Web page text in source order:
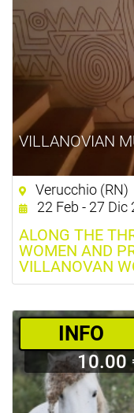
VILLANOVIAN
Verucchio (RN)
22 Feb - 27 Dic
ALONG THE
WOMEN AND
VILLANOVAN
­INFO
10.00